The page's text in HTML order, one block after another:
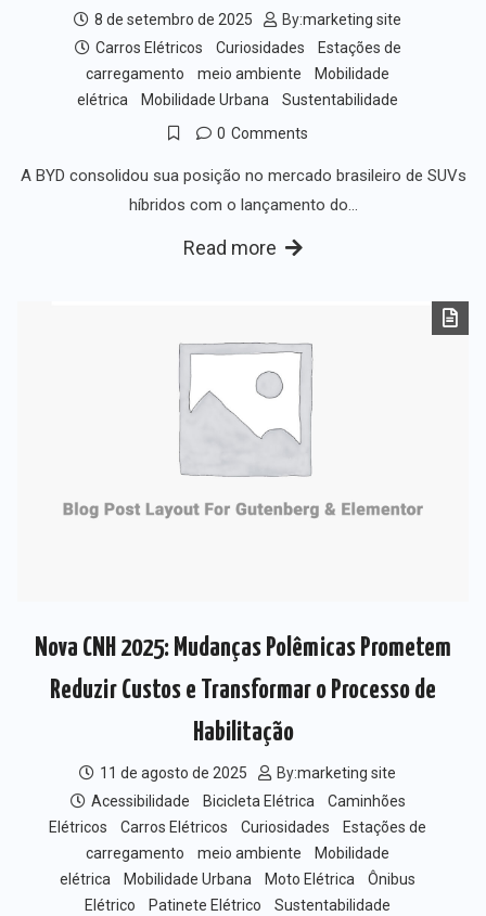
8 de setembro de 2025 By:marketing site
Carros Elétricos
Curiosidades
Estações de
carregamento
meio ambiente
Mobilidade
elétrica
Mobilidade Urbana
Sustentabilidade
0 Comments
A BYD consolidou sua posição no mercado brasileiro de SUVs
híbridos com o lançamento do…
Read more
Nova CNH 2025: Mudanças Polêmicas Prometem
Reduzir Custos e Transformar o Processo de
Habilitação
11 de agosto de 2025 By:marketing site
Acessibilidade
Bicicleta Elétrica
Caminhões
Elétricos
Carros Elétricos Curiosidades
Estações de
carregamento
meio ambiente
Mobilidade
elétrica
Mobilidade Urbana Moto Elétrica
Ônibus
Elétrico
Patinete Elétrico
Sustentabilidade